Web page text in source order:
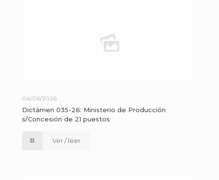
04/06/2026
Dictámen 035-26: Ministerio de Producción
s/Concesión de 21 puestos
Ver / leer